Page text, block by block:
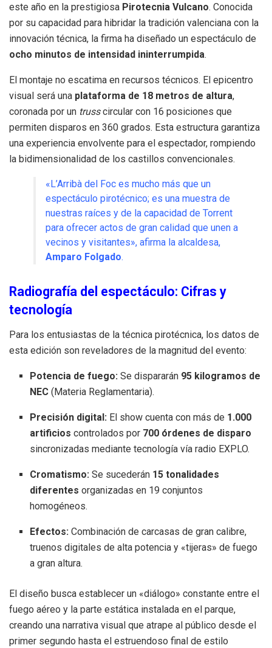
este año en la prestigiosa Pirotecnia Vulcano. Conocida
por su capacidad para hibridar la tradición valenciana con la
innovación técnica, la firma ha diseñado un espectáculo de
ocho minutos de intensidad ininterrumpida.
El montaje no escatima en recursos técnicos. El epicentro
visual será una plataforma de 18 metros de altura,
coronada por un trusscircular con 16 posiciones que
permiten disparos en 360 grados. Esta estructura garantiza
una experiencia envolvente para el espectador, rompiendo
la bidimensionalidad de los castillos convencionales.
«L’Arribà del Foc es mucho más que un
espectáculo pirotécnico; es una muestra de
nuestras raíces y de la capacidad de Torrent
para ofrecer actos de gran calidad que unen a
vecinos y visitantes», afirma la alcaldesa,
Amparo Folgado.
Radiografía del espectáculo: Cifras y
tecnología
Para los entusiastas de la técnica pirotécnica, los datos de
esta edición son reveladores de la magnitud del evento:
Potencia de fuego: Se dispararán 95 kilogramos de
NEC (Materia Reglamentaria).
Precisión digital: El show cuenta con más de 1.000
artificios controlados por 700 órdenes de disparo
sincronizadas mediante tecnología vía radio EXPLO.
Cromatismo: Se sucederán 15 tonalidades
diferentes organizadas en 19 conjuntos
homogéneos.
Efectos: Combinación de carcasas de gran calibre,
truenos digitales de alta potencia y «tijeras» de fuego
a gran altura.
El diseño busca establecer un «diálogo» constante entre el
fuego aéreo y la parte estática instalada en el parque,
creando una narrativa visual que atrape al público desde el
primer segundo hasta el estruendoso final de estilo